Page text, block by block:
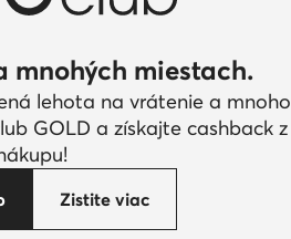
mnohých miestach.
lehota na vrátenie a mnoho
GOLD a získajte cashback z
Zistite viac